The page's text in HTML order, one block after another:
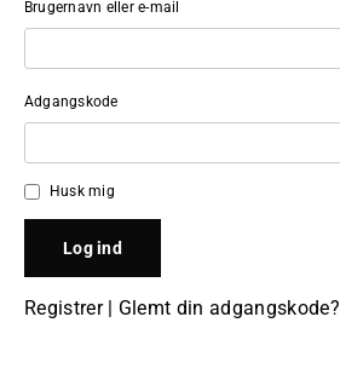
Brugernavn eller e-mail
Adgangskode
Husk mig
Registrer| Glemt din adgangskode?